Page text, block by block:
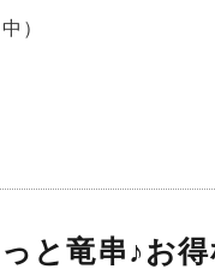
）
っと竜串♪お